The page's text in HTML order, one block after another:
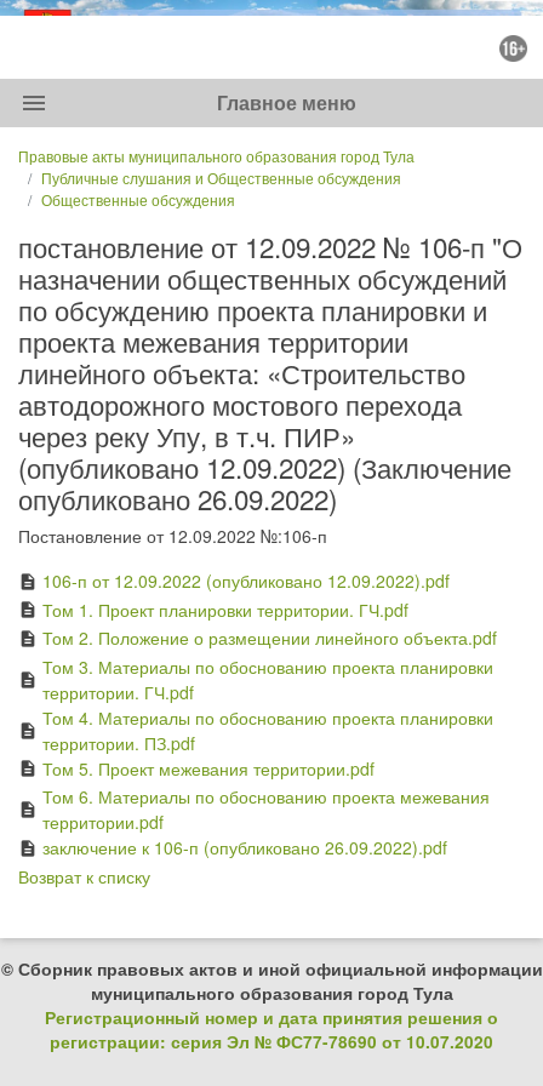
menu Главное меню
Правовые акты муниципального образования город Тула
Публичные слушания и Общественные обсуждения
Общественные обсуждения
постановление от 12.09.2022 № 106-п "О
назначении общественных обсуждений
по обсуждению проекта планировки и
проекта межевания территории
линейного объекта: «Строительство
автодорожного мостового перехода
через реку Упу, в т.ч. ПИР»
(опубликовано 12.09.2022) (Заключение
опубликовано 26.09.2022)
Постановление от 12.09.2022 №:106-п
description 106-п от 12.09.2022 (опубликовано 12.09.2022).pdf
description Том 1. Проект планировки территории. ГЧ.pdf
description Том 2. Положение о размещении линейного объекта.pdf
description
Том 3. Материалы по обоснованию проекта планировки
территории. ГЧ.pdf
description
Том 4. Материалы по обоснованию проекта планировки
территории. ПЗ.pdf
description Том 5. Проект межевания территории.pdf
description
Том 6. Материалы по обоснованию проекта межевания
территории.pdf
description заключение к 106-п (опубликовано 26.09.2022).pdf
Возврат к списку
© Сборник правовых актов и иной официальной информации
муниципального образования город Тула
Регистрационный номер и дата принятия решения о
регистрации: серия Эл № ФС77-78690 от 10.07.2020